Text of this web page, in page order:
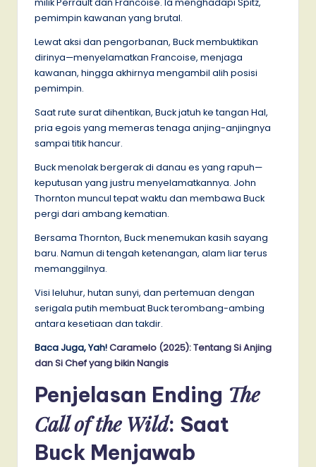
milik Perrault dan Francoise. Ia menghadapi Spitz,
pemimpin kawanan yang brutal.
Lewat aksi dan pengorbanan, Buck membuktikan
dirinya—menyelamatkan Francoise, menjaga
kawanan, hingga akhirnya mengambil alih posisi
pemimpin.
Saat rute surat dihentikan, Buck jatuh ke tangan Hal,
pria egois yang memeras tenaga anjing-anjingnya
sampai titik hancur.
Buck menolak bergerak di danau es yang rapuh—
keputusan yang justru menyelamatkannya. John
Thornton muncul tepat waktu dan membawa Buck
pergi dari ambang kematian.
Bersama Thornton, Buck menemukan kasih sayang
baru. Namun di tengah ketenangan, alam liar terus
memanggilnya.
Visi leluhur, hutan sunyi, dan pertemuan dengan
serigala putih membuat Buck terombang-ambing
antara kesetiaan dan takdir.
Baca Juga, Yah!Caramelo (2025): Tentang Si Anjing
dan Si Chef yang bikin Nangis
Penjelasan Ending The
Call of the Wild: Saat
Buck Menjawab